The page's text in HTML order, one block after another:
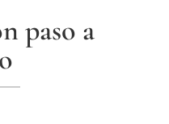
paso a